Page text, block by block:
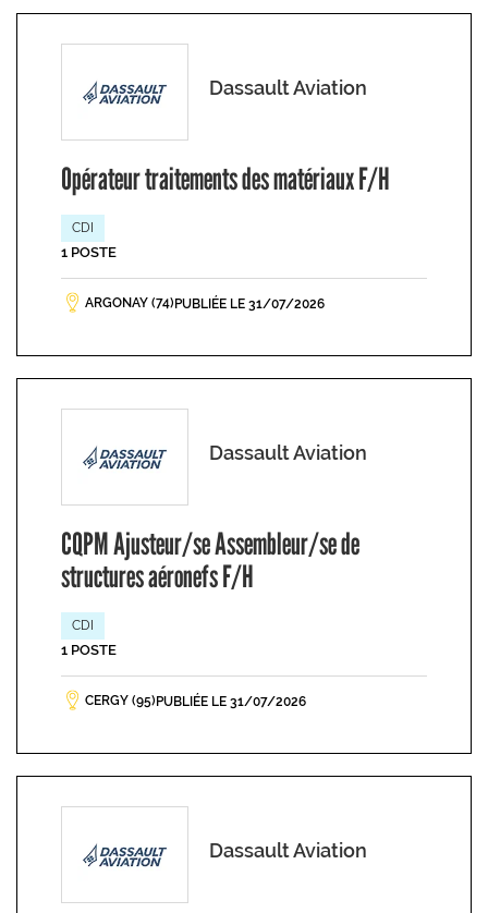
Dassault Aviation
Opérateur traitements des matériaux F/H
CDI
1 POSTE
ARGONAY (74) PUBLIÉE LE 31/07/2026
Dassault Aviation
CQPM Ajusteur/se Assembleur/se de
structures aéronefs F/H
CDI
1 POSTE
CERGY (95) PUBLIÉE LE 31/07/2026
Dassault Aviation